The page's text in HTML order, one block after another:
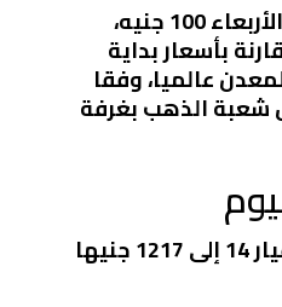
قفز سعر الذهب اليوم الأربعاء 100 جنيه،
بأسعار بداية
عالميا، وفقا
شعبة الذهب بغرفة
ارتفعت أسعار الذهب عيار 14 إلى 1217 جنيها